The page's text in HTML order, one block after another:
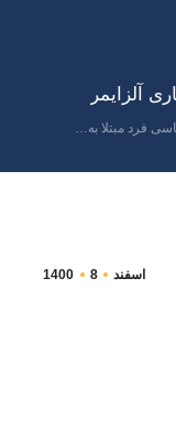
آلزایمر
فرد مبتلا به…
اسفند 8
1400